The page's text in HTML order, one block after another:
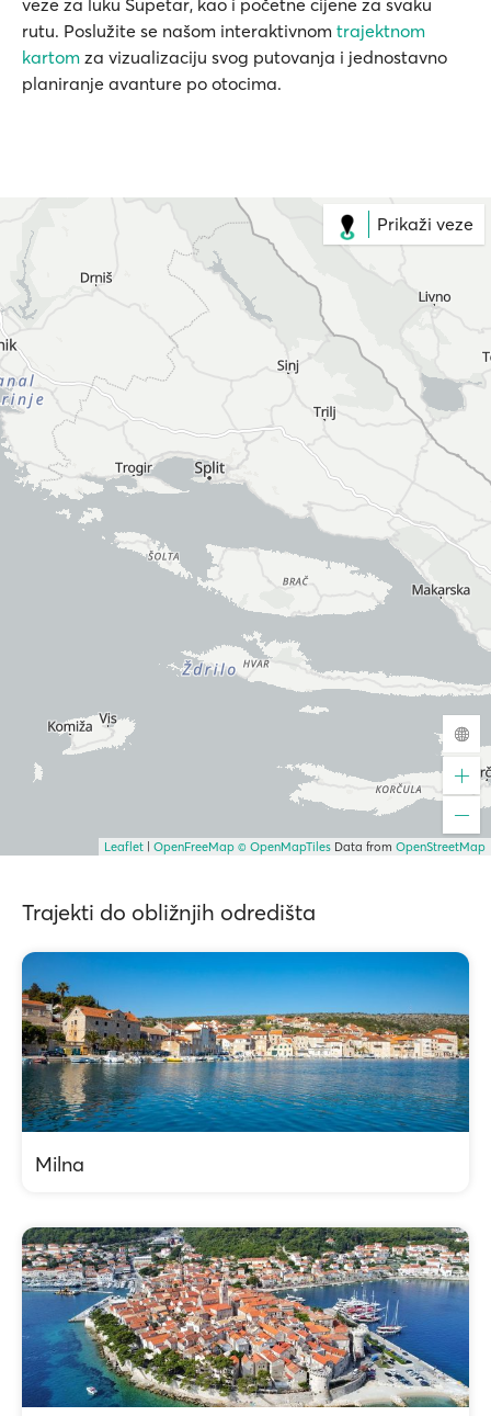
veze za luku Supetar, kao i početne cijene za svaku
rutu. Poslužite se našom interaktivnom trajektnom
kartom za vizualizaciju svog putovanja i jednostavno
planiranje avanture po otocima.
Prikaži veze
Leaflet OpenFreeMap © OpenMapTiles Data from OpenStreetMap
Trajekti do obližnjih odredišta
Milna